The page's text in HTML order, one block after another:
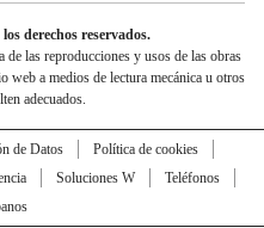
derechos reservados.
las reproducciones y usos de las obras
web a medios de lectura mecánica u otros
adecuados.
de Datos
Política de cookies
Soluciones W
Teléfonos